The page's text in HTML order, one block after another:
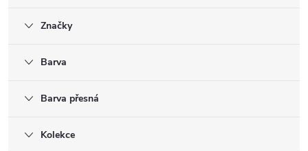
Značky
Barva
Barva přesná
Kolekce